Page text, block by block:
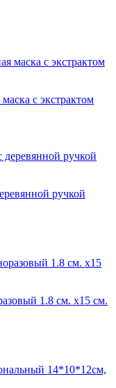
с экстрактом
ручкой
1.8 см. х15 см.